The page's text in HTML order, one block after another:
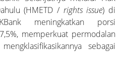
(HMETD / rights issue) di
meningkatkan porsi
memperkuat permodalan
sebagai